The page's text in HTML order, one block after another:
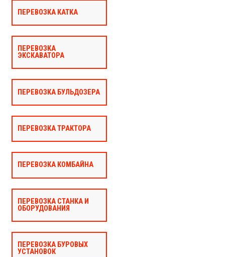
ПЕРЕВОЗКА КАТКА
ПЕРЕВОЗКА
ЭКСКАВАТОРА
ПЕРЕВОЗКА БУЛЬДОЗЕРА
ПЕРЕВОЗКА ТРАКТОРА
ПЕРЕВОЗКА КОМБАЙНА
ПЕРЕВОЗКА СТАНКА И
ОБОРУДОВАНИЯ
ПЕРЕВОЗКА БУРОВЫХ
УСТАНОВОК